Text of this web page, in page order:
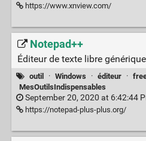
https://www.xnview.com/
Notepad++
Éditeur de texte libre
outil · Windows · éditeur ·
MesOutilsIndispensables
September 20, 2020 at 6:42:44
https://notepad-plus-plus.org/